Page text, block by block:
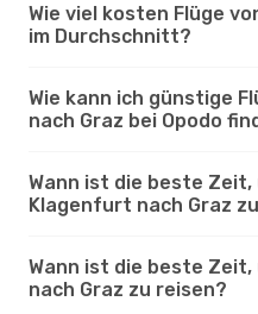
Wie viel kosten Flüge
im Durchschnitt?
Wie kann ich günstige
nach Graz bei Opodo
Wann ist die beste Zeit,
Klagenfurt nach Graz
Wann ist die beste
nach Graz zu reisen?